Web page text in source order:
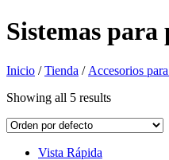
Sistemas para
Inicio /Tienda / Accesorios
Showing all 5 results
Vista Rápida